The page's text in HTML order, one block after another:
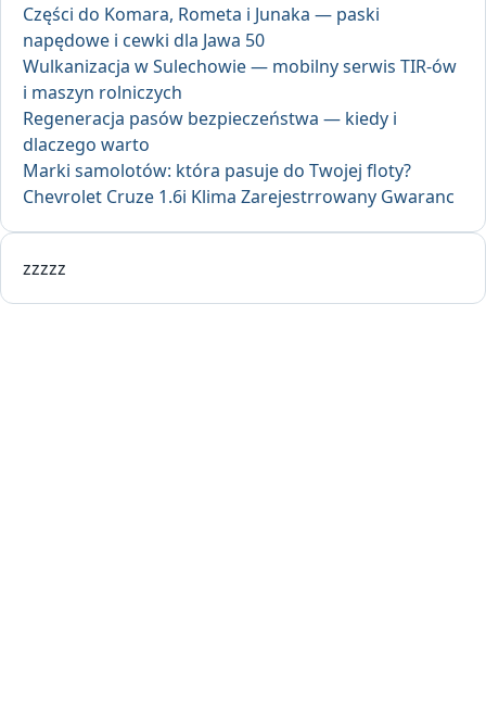
Części do Komara, Rometa i Junaka — paski
napędowe i cewki dla Jawa 50
Wulkanizacja w Sulechowie — mobilny serwis TIR-ów
i maszyn rolniczych
Regeneracja pasów bezpieczeństwa — kiedy i
dlaczego warto
Marki samolotów: która pasuje do Twojej floty?
Chevrolet Cruze 1.6i Klima Zarejestrrowany Gwaranc
zzzzz